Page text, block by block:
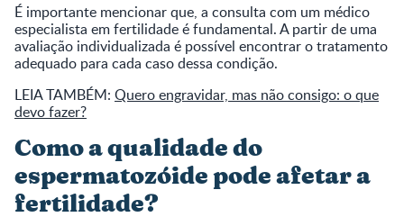
É importante mencionar que, a consulta com um médico
especialista em fertilidade é fundamental. A partir de uma
avaliação individualizada é possível encontrar o tratamento
adequado para cada caso dessa condição.
LEIA TAMBÉM: Quero engravidar, mas não consigo: o que
devo fazer?
Como a qualidade do
espermatozóide pode afetar a
fertilidade?